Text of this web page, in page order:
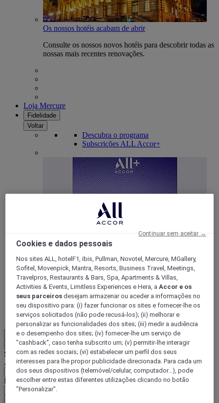
Os nossos hotéis acabam de abrir
Consulte os nossos novos hotéis para descobrir todas as
nossas mais recentes renovações.
Loja Mercure
Fidelidade
Voltar
Descubra o programa
Subscrições ALL Accor+
ALL Accor+ Voyager
15% de desconto durante todo o ano nas suas
estadias em +30 marcas
DESCOBRIR
Mais
Voltar
Selecione o seu país e idioma abaixo
Área geográfica
País/região-idioma
Cookies e dados pessoais
Nos sites ALL, hotelF1, ibis, Pullman, Novotel, Mercure, MGallery,
Sofitel, Movenpick, Mantra, Resorts, Business Travel, Meetings,
Travelpros, Restaurants & Bars, Spa, Apartments & Villas,
Activities & Events, Limitless Experiences e Hera, aAccor e os
seus parceiros desejam armazenar ou aceder a informações no
seu dispositivo para: (i) fazer funcionar os sites e fornecer-lhe os
serviços solicitados (não pode recusá-los); (ii) melhorar e
personalizar as funcionalidades dos sites; (iii) medir a audiência
e o desempenho dos sites; (iv) fornecer-lhe um serviço de
"cashback", caso tenha subscrito um; (v) permitir-lhe interagir
com as redes sociais; (vi) estabelecer um perfil dos seus
interesses para lhe propor publicidade direcionada. Para cada um
dos seus dispositivos (telemóvel/celular, computador...), pode
escolher entre estas diferentes utilizações clicando no botão
"Personalizar".
Continuar sem aceitar →